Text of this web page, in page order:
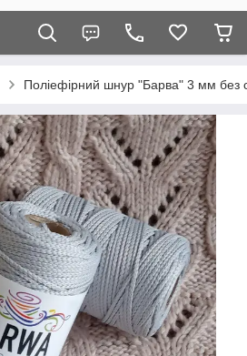
Поліефірний шнур "Барва" 3 мм без